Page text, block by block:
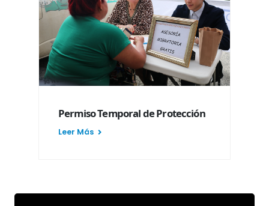
Permiso Temporal de Protección
Leer Más